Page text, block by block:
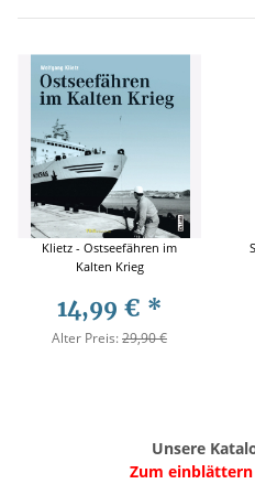
Klietz - Ostseefähren im
Kalten Krieg
14,99 € *
Alter Preis:29,90 €
Unsere
Zum